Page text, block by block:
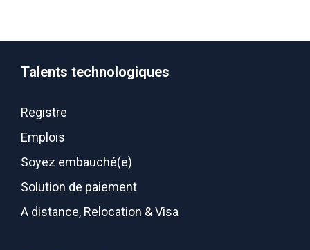
Talents technologiques
Registre
Emplois
Soyez embauché(e)
Solution de paiement
A distance, Relocation & Visa